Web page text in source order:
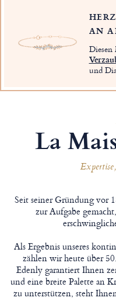
AN
Diesen
und
La
Seit seiner Gründung vor
zur Aufgabe
Als Ergebnis unseres
zählen wir heute über
Edenly garantiert Ihnen
und eine breite Palette an
zu unterstützen, steht